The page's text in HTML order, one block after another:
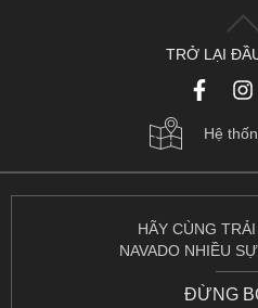
TRỞ LẠI
Hệ
HÃY CÙNG
NAVADO NHIỀU
ĐỪNG